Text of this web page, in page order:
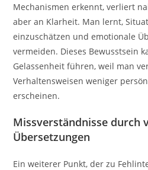
Mechanismen erkennt, verliert
aber an Klarheit. Man lernt,
einzuschätzen und emotionale
vermeiden. Dieses Bewusstsein
Gelassenheit führen, weil man
Verhaltensweisen weniger
erscheinen.
Missverständnisse durch
Übersetzungen
Ein weiterer Punkt, der zu